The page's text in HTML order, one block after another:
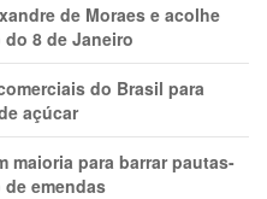
de Moraes e acolhe
8 de Janeiro
do Brasil para
açúcar
maioria para barrar pautas-
emendas